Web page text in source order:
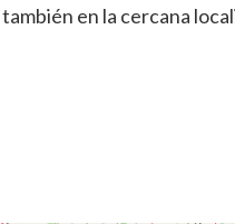
en la cercana